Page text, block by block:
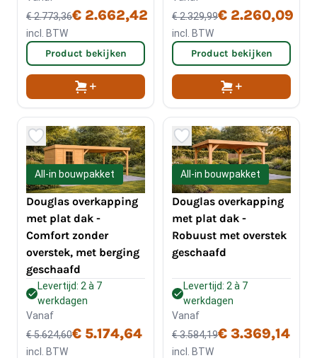
€ 2.773,36€ 2.662,42
incl. BTW
Product bekijken
€ 2.329,99€ 2.260,09
incl. BTW
Product bekijken
All-in bouwpakket
Douglas overkapping
met plat dak -
Comfort zonder
overstek, met berging
geschaafd
Levertijd: 2 à 7
werkdagen
Vanaf
€ 5.624,60€ 5.174,64
incl. BTW
All-in bouwpakket
Douglas overkapping
met plat dak -
Robuust met overstek
geschaafd
Levertijd: 2 à 7
werkdagen
Vanaf
€ 3.584,19€ 3.369,14
incl. BTW